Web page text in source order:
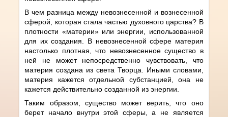
В чем разница между невознесенной и вознесенной
сферой, которая стала частью духовного царства? В
плотности «материи» или энергии, использованной
для их создания. В невознесенной сфере материя
настолько плотная, что невознесенное существо в
ней не может непосредственно чувствовать, что
материя создана из света Творца. Иными словами,
материя кажется отдельной субстанцией, она не
кажется действительно созданной из энергии.
Таким образом, существо может верить, что оно
берет начало внутри этой сферы, а не является